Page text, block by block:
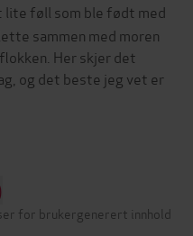
lite føll som ble født med
sammen med moren
Her skjer det
og det beste jeg vet er
for brukergenerert innhold